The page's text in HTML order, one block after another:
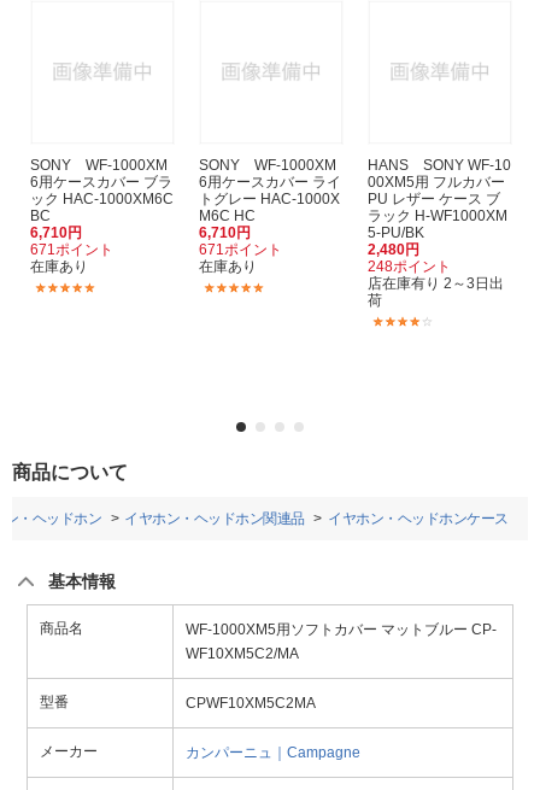
SONY WF-1000XM
6用ケースカバー ブラ
ック HAC-1000XM6C
BC
6,710円
671ポイント
在庫あり
SONY WF-1000XM
6用ケースカバー ライ
トグレー HAC-1000X
M6C HC
6,710円
671ポイント
在庫あり
HANS SONY WF-10
00XM5用 フルカバー
PU レザー ケース ブ
ラック H-WF1000XM
5-PU/BK
2,480円
248ポイント
店在庫有り 2～3日出
荷
商品について
ン・ヘッドホン イヤホン・ヘッドホン関連品 イヤホン・ヘッドホンケース
基本情報
商品名
WF-1000XM5用ソフトカバー マットブルー CP-
WF10XM5C2/MA
型番 CPWF10XM5C2MA
メーカー カンパーニュ｜Campagne